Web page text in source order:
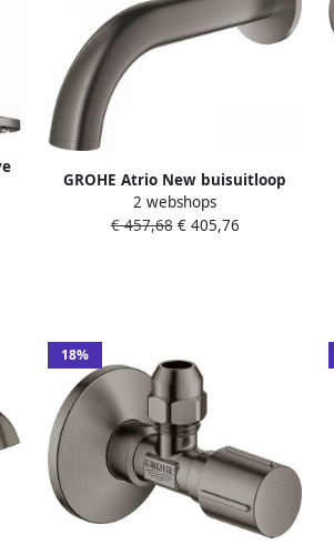
GROHE Atrio New buisuitloop
sanitairkraan hard graphite
geborsteld 13139AL3
2 webshops
€ 457,68€ 405,76
18%